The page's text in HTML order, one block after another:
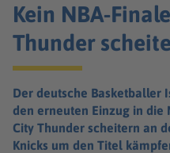
Kein NBA-
Thunder
Der deutsche Basketballer
den erneuten Einzug in die
City Thunder scheitern an
Knicks um den Titel